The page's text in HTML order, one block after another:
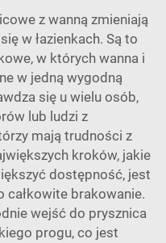
z wanną zmieniają
w łazienkach. Są to
w których wanna i
w jedną wygodną
się u wielu osób,
lub ludzi z
mają trudności z
kroków, jakie
dostępność, jest
całkowite brakowanie.
wejść do prysznica
progu, co jest